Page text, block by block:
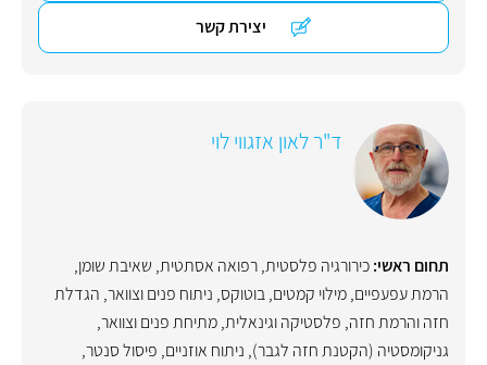
יצירת קשר
ד"ר לאון אזגווי לוי
תחום ראשי:כירורגיה פלסטית,רפואה אסתטית, שאיבת שומן,
הרמת עפעפיים,מילוי קמטים,בוטוקס, ניתוח פנים וצוואר, הגדלת
חזה והרמת חזה, פלסטיקה וגינאלית,מתיחת פנים וצוואר,
גניקומסטיה (הקטנת חזה לגבר), ניתוח אוזניים, פיסול סנטר,